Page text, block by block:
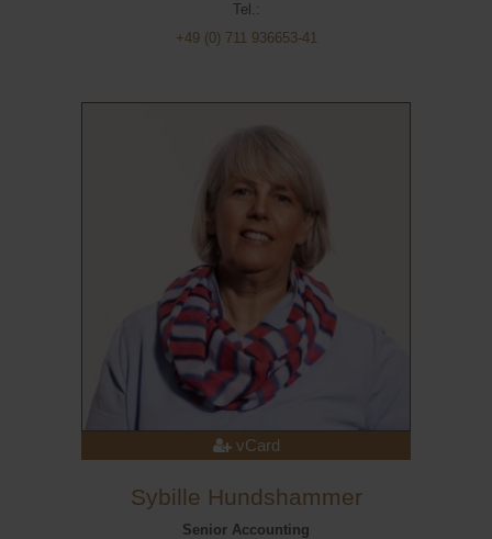
Tel.:
+49 (0) 711 936653-41
vCard
Sybille Hundshammer
Senior Accounting